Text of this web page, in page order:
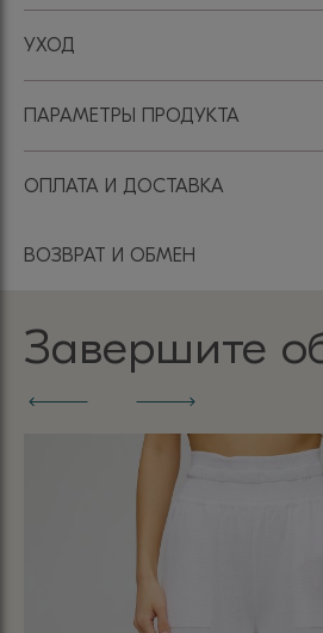
УХОД
ПАРАМЕТРЫ ПРОДУКТА
ОПЛАТА И ДОСТАВКА
ВОЗВРАТ И ОБМЕН
Завершите